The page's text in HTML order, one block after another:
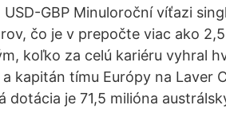
USD-GBP Minuloroční víťazi
čo je v prepočte viac ako
koľko za celú kariéru vyhral
kapitán tímu Európy na Laver
dotácia je 71,5 milióna